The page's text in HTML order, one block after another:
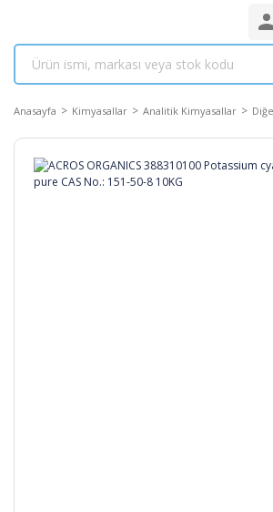
Anasayfa Kimyasallar Analitik Kimyasallar